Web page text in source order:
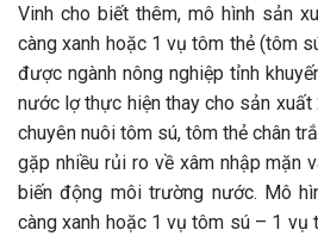
Vinh cho biết thêm, mô hình sản
càng xanh hoặc 1 vụ tôm thẻ (tôm
được ngành nông nghiệp tỉnh
nước lợ thực hiện thay cho sản
chuyên nuôi tôm sú, tôm thẻ chân
gặp nhiều rủi ro về xâm nhập mặn
biến động môi trường nước. Mô
càng xanh hoặc 1 vụ tôm sú – 1